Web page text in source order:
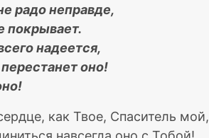
радо неправде,
покрывает.
надеется,
оно!
как Твое, Спаситель мой,